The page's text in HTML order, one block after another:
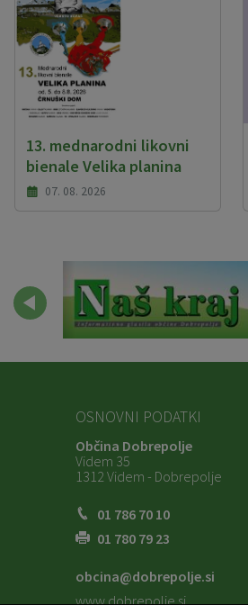
13. mednarodni likovni
bienale Velika planina
07. 08. 2026
OSNOVNI PODATKI
Občina Dobrepolje
Videm 35
1312 Videm - Dobrepolje
01 786 70 10
01 780 79 23
obcina@dobrepolje.si
www.dobrepolje.si